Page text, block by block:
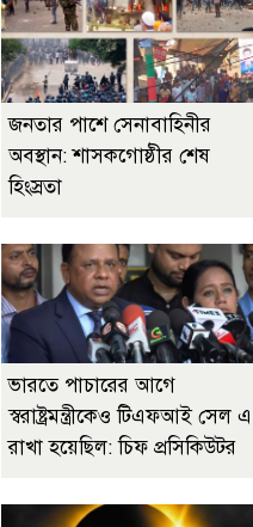
জনতার পাশে সেনাবাহিনীর
অবস্থান: শাসকগোষ্ঠীর শেষ
হিংস্রতা
ভারতে পাচারের আগে
স্বরাষ্ট্রমন্ত্রীকেও টিএফআই সেল এ
রাখা হয়েছিল: চিফ প্রসিকিউটর